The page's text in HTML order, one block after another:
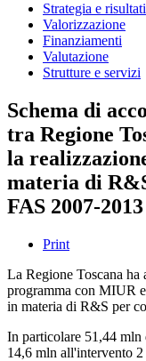
Strategia e risultati
Valorizzazione
Finanziamenti
Valutazione
Strutture e servizi
Schema di
tra Regione
la
materia di
FAS 2007-2013
Print
La Regione Toscana
programma con MIUR
in materia di R&S per
In particolare 51,44
14,6 mln all'intervento